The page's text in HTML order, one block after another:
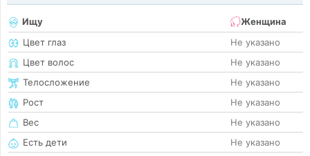
Ищу
Женщина
Цвет глаз
Не указано
Цвет волос
Не указано
Телосложение
Не указано
Рост
Не указано
Вес
Не указано
Есть дети
Не указано